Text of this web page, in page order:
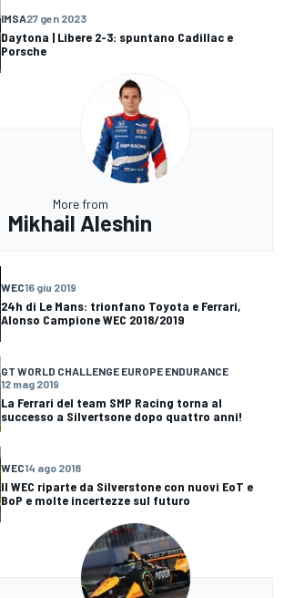
IMSA27 gen 2023
Daytona | Libere 2-3: spuntano Cadillac e
Porsche
More from
Mikhail Aleshin
WEC16 giu 2019
24h di Le Mans: trionfano Toyota e Ferrari,
Alonso Campione WEC 2018/2019
GT WORLD CHALLENGE EUROPE ENDURANCE
12 mag 2019
La Ferrari del team SMP Racing torna al
successo a Silvertsone dopo quattro anni!
WEC14 ago 2018
Il WEC riparte da Silverstone con nuovi EoT e
BoP e molte incertezze sul futuro